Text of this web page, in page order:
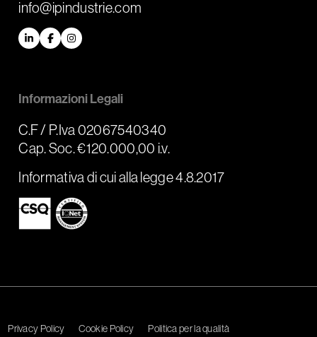
info@ipindustrie.com
LinkedInFacebookInstagram
Informazioni Legali
C.F / P.Iva 02067540340
Cap. Soc. €120.000,00 i.v.
Informativa di cui alla legge 4.8.2017
Privacy Policy Cookie Policy Politica per la qualità